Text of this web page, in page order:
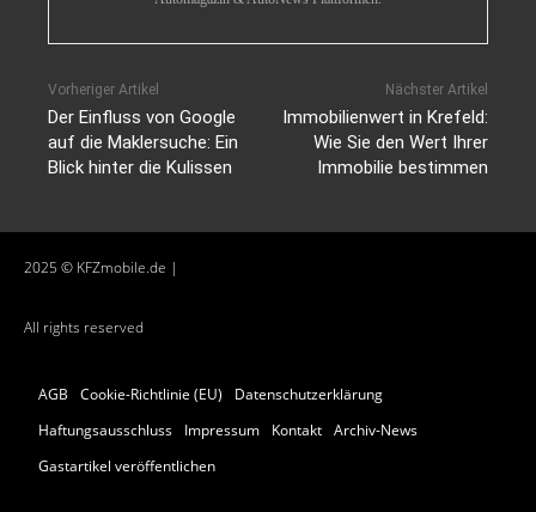
Vorheriger Artikel
Der Einfluss von Google
auf die Maklersuche: Ein
Blick hinter die Kulissen
Nächster Artikel
Immobilienwert in Krefeld:
Wie Sie den Wert Ihrer
Immobilie bestimmen
2025 © KFZmobile.de |
All rights reserved
AGB Cookie-Richtlinie (EU)
Datenschutzerklärung
Haftungsausschluss
Impressum Kontakt Archiv-News
Gastartikel veröffentlichen